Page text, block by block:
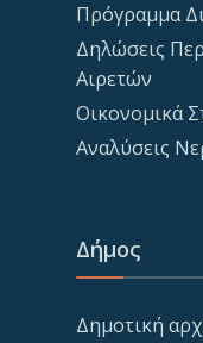
Πρόγραμμα
Δηλώσεις
Αιρετών
Οικονομικά
Αναλύσεις
Δήμος
Δημοτική